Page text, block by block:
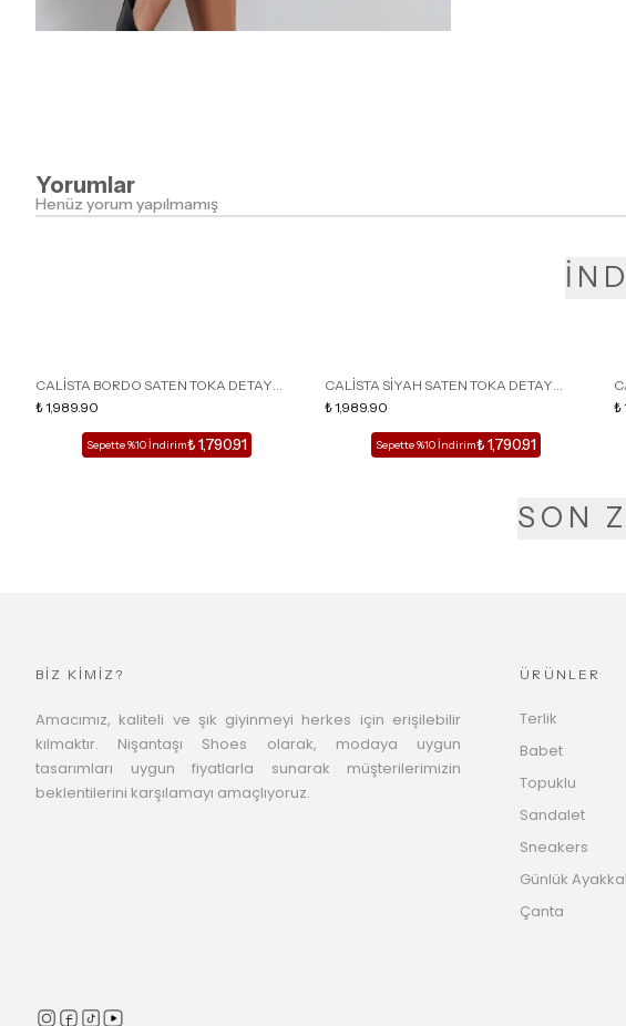
Yorumlar
Henüz yorum yapılmamış
CALİSTA BORDO SATEN TOKA DETAY
SİVRİ BURUN KADIN TOPUKLU TERLİK
₺ 1,989.90
Sepette %10 İndirim₺ 1,790.91
CALİSTA SİYAH SATEN TOKA DETAY
SİVRİ BURUN KADIN TOPUKLU TERLİK
₺ 1,989.90
Sepette %10 İndirim₺ 1,790.91
₺
SON
BİZ KİMİZ?
Amacımız, kaliteli ve şık giyinmeyi herkes için erişilebilir
kılmaktır. Nişantaşı Shoes olarak, modaya uygun
tasarımları uygun fiyatlarla sunarak müşterilerimizin
beklentilerini karşılamayı amaçlıyoruz.
ÜRÜNLER
Terlik
Babet
Topuklu
Sandalet
Sneakers
Günlük
Çanta